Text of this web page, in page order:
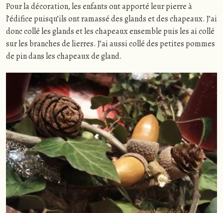
Pour la décoration, les enfants ont apporté leur pierre à
l’édifice puisqu’ils ont ramassé des glands et des chapeaux. J’ai
donc collé les glands et les chapeaux ensemble puis les ai collé
sur les branches de lierres. J’ai aussi collé des petites pommes
de pin dans les chapeaux de gland.